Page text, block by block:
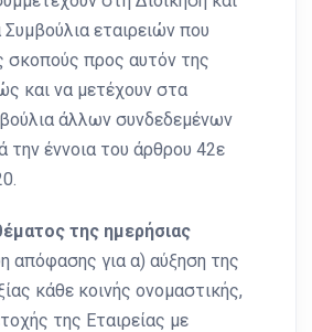
Συμβούλια εταιρειών που
σκοπούς προς αυτόν της
και να μετέχουν στα
άλλων συνδεδεμένων
την έννοια του άρθρου 42ε
της ημερήσιας
απόφασης για α) αύξηση της
κάθε κοινής ονοµαστικής,
της Εταιρείας µε